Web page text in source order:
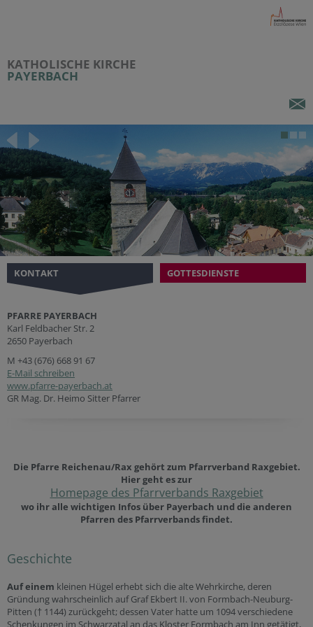
KATHOLISCHE KIRCHE
PAYERBACH
KONTAKT GOTTESDIENSTE
PFARRE PAYERBACH
Karl Feldbacher Str. 2
2650 Payerbach
M +43 (676) 668 91 67
E-Mail schreiben
www.pfarre-payerbach.at
GR Mag. Dr. Heimo Sitter Pfarrer
Die Pfarre Reichenau/Rax gehört zum Pfarrverband Raxgebiet.
Hier geht es zur
Homepage des Pfarrverbands Raxgebiet
wo ihr alle wichtigen Infos über Payerbach und die anderen
Pfarren des Pfarrverbands findet.
Geschichte
Auf einem kleinen Hügel erhebt sich die alte Wehrkirche, deren
Gründung wahrscheinlich auf Graf Ekbert II. von Formbach-Neuburg-
Pitten († 1144) zurückgeht; dessen Vater hatte um 1094 verschiedene
Schenkungen im Schwarzatal an das Kloster Formbach am Inn getätigt,